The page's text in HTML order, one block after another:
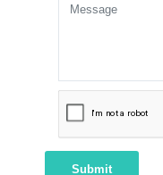
Submit